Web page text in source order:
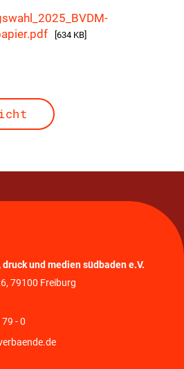
[634 KB]
und medien südbaden e.V.
79100 Freiburg
- 0